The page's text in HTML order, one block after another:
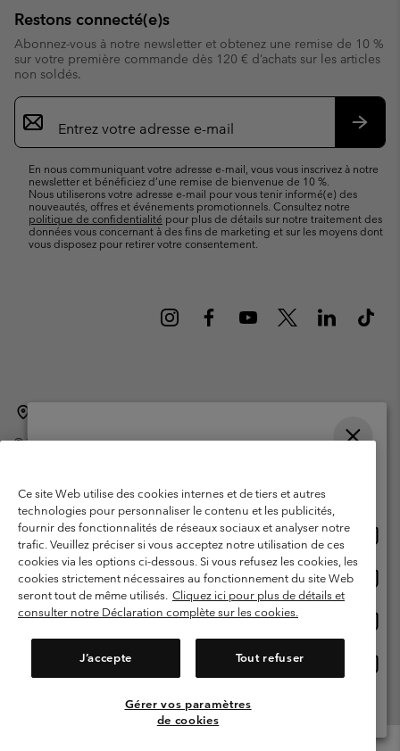
Restons connecté(e)s
Abonnez-vous à notre newsletter et obtenez une remise de 10 %
sur votre première commande dès 120 € d’achats sur les articles
non soldés.
Inscription
par
e-
En nous communiquant votre adresse e-mail, vous vous inscrivez à notre
newsletter et bénéficiez d’une remise de bienvenue de 10 %.
Nous utiliserons votre adresse e-mail pour vous tenir informé(e) des
nouveautés, offres et événements promotionnels. Consultez notre
politique de confidentialité pour plus de détails sur notre traitement des
données vous concernant à des fins de marketing et sur les moyens dont
vous disposez pour retirer votre consentement.
©2026Columbia Sportswear International Sarl. Avenue des Morgines, 12
Garanties Légales
Politique de confidentialité
Conditions d'utilisation - Membres
Conditions D'utilisation - Contenu généré par l'utilisateur
Impressum
Cookies
Ce site Web utilise des cookies internes et de tiers et autres
technologies pour personnaliser le contenu et les publicités,
fournir des fonctionnalités de réseaux sociaux et analyser notre
trafic. Veuillez préciser si vous acceptez notre utilisation de ces
cookies via les options ci-dessous. Si vous refusez les cookies, les
cookies strictement nécessaires au fonctionnement du site Web
seront tout de même utilisés. Cliquez ici pour plus de détails et
consulter notre Déclaration complète sur les cookies.
J’accepte Tout refuser
Gérer vos paramètres
de cookies
Achats en ligne disponibles
United States
ligne
Belgium-English
ligne
Belgium-Français
ligne
Belgium-Dutch
Voir Tous Les Pays